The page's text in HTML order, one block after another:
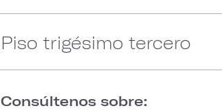
Piso trigésimo tercero
Consúltenos sobre: